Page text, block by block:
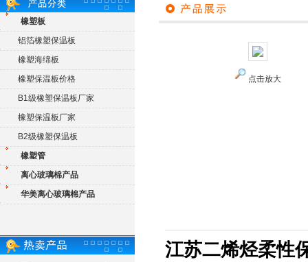
橡塑板
铝箔橡塑保温板
橡塑海绵板
橡塑保温板价格
B1级橡塑保温板厂家
橡塑保温板厂家
B2级橡塑保温板
橡塑管
离心玻璃棉产品
华美离心玻璃棉产品
点击放大
江苏二烯烃柔性